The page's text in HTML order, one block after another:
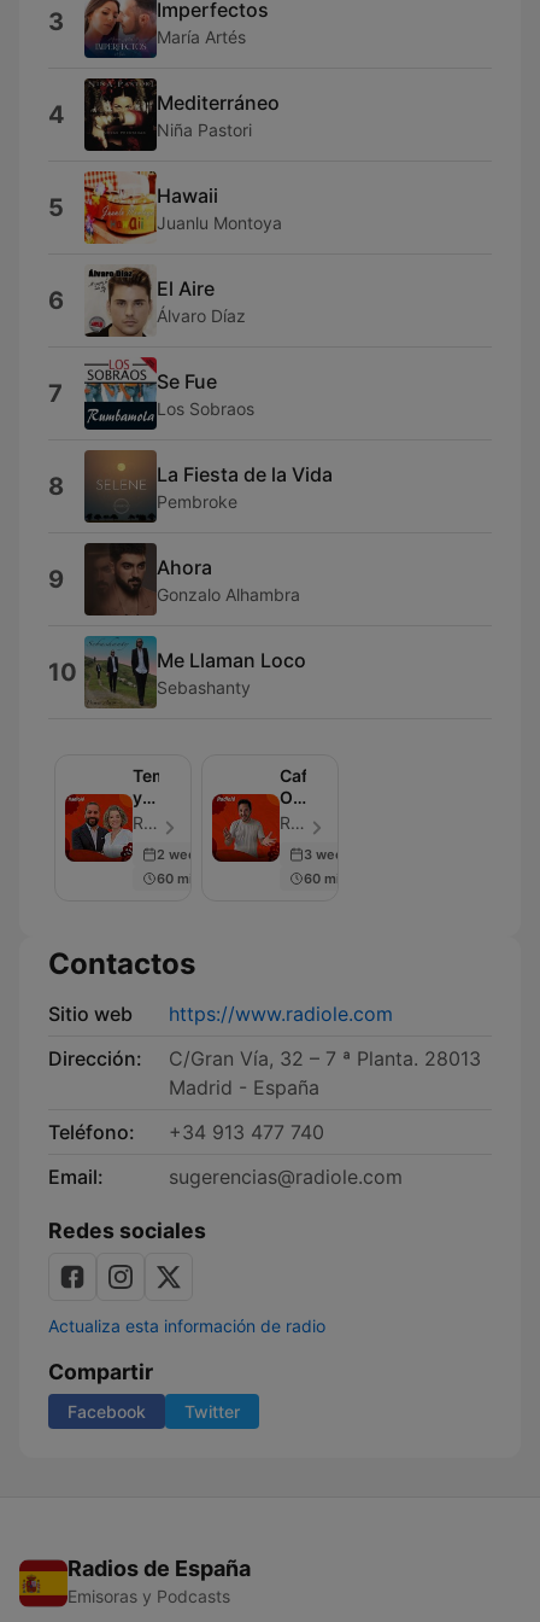
3 Imperfectos
María Artés
4 Mediterráneo
Niña Pastori
5 Hawaii
Juanlu Montoya
6 El Aire
Álvaro Díaz
7 Se Fue
Los Sobraos
8 La Fiesta de la Vida
Pembroke
9 Ahora
Gonzalo Alhambra
10 Me Llaman Loco
Sebashanty
Temple
y
Pureza
Radiolé - Episodio 102
2 weeks ago
60 min
Café
Olé
(Programa
completo)
Radiolé - Episodio 50
3 weeks ago
60 min
Contactos
Sitio web
https://www.radiole.com
Dirección:
C/Gran Vía, 32 – 7 ª Planta. 28013
Madrid - España
Teléfono:
+34 913 477 740
Email:
sugerencias@radiole.com
Redes sociales
Actualiza esta información de radio
Compartir
Facebook Twitter
Radios de España
Emisoras y Podcasts